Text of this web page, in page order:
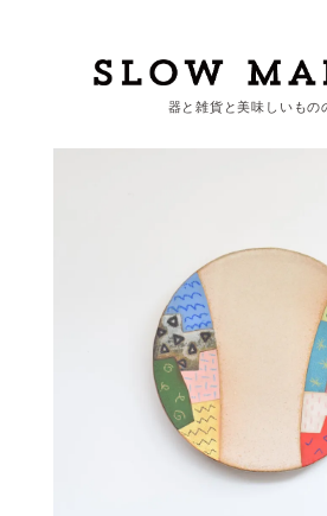
カートを見る
作家・ブランドから探す
配送について
会員登録
器と雑貨と美味しいもの